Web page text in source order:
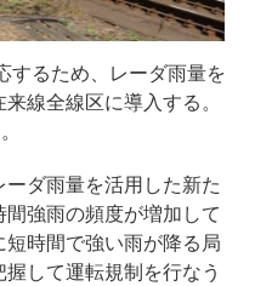
するため、レーダ雨量を
線全線区に導入する。
ダ雨量を活用した新た
強雨の頻度が増加して
時間で強い雨が降る局
して運転規制を行なう